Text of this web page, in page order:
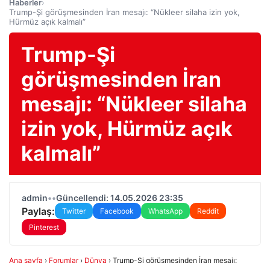
Haberler›
Trump-Şi görüşmesinden İran mesajı: “Nükleer silaha izin yok,
Hürmüz açık kalmalı”
Trump-Şi
görüşmesinden İran
mesajı: “Nükleer silaha
izin yok, Hürmüz açık
kalmalı”
admin••Güncellendi: 14.05.2026 23:35
Paylaş: Twitter Facebook WhatsApp
Reddit
Pinterest
Ana sayfa › Forumlar › Dünya › Trump-Şi görüşmesinden İran mesajı: